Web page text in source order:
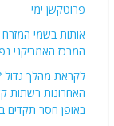
פרוטקשן ימי
אותות בשמי
המרכז האמריקני
לקראת מהלך
האחרונות רשתות
באופן חסר תקדים